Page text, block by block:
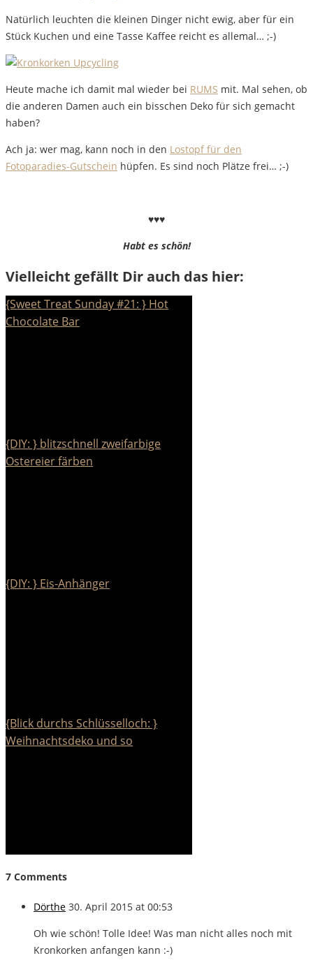
Natürlich leuchten die kleinen Dinger nicht ewig, aber für ein
Stück Kuchen und eine Tasse Kaffee reicht es allemal… ;-)
Heute mache ich damit mal wieder bei RUMS mit. Mal sehen, ob
die anderen Damen auch ein bisschen Deko für sich gemacht
haben?
Ach ja: wer mag, kann noch in den Lostopf für den
Fotoparadies-Gutschein hüpfen. Es sind noch Plätze frei… ;-)
♥♥♥
Habt es schön!
Vielleicht gefällt Dir auch das hier:
{Sweet Treat Sunday #21: } Hot
Chocolate Bar
{DIY: } blitzschnell zweifarbige
Ostereier färben
{DIY: } Eis-Anhänger
{Blick durchs Schlüsselloch: }
Weihnachtsdeko und so
7 Comments
Dörthe 30. April 2015 at 00:53
Oh wie schön! Tolle Idee! Was man nicht alles noch mit
Kronkorken anfangen kann :-)